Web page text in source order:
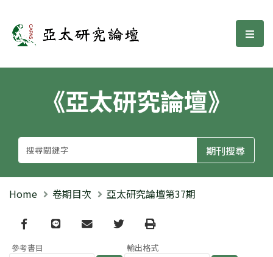
亞太研究論壇 選
《亞太研究論壇》
Home 卷期目次 亞太研究論壇第37期
Facebook
line email TwitterPrint
參考書目 輸出格式